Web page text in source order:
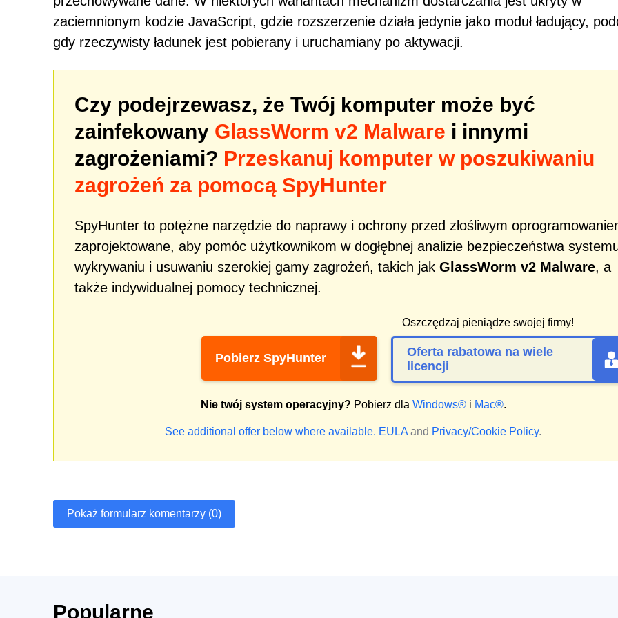
zaciemnionym kodzie JavaScript, gdzie rozszerzenie działa jedynie jako moduł ładujący,
gdy rzeczywisty ładunek jest pobierany i uruchamiany po aktywacji.
Czy podejrzewasz, że Twój komputer może być
zainfekowany GlassWorm v2 Malware i innymi
zagrożeniami? Przeskanuj komputer w poszukiwaniu
zagrożeń za pomocą SpyHunter
SpyHunter to potężne narzędzie do naprawy i ochrony przed złośliwym
zaprojektowane, aby pomóc użytkownikom w dogłębnej analizie bezpieczeństwa
wykrywaniu i usuwaniu szerokiej gamy zagrożeń, takich jak GlassWorm v2 Malware, a
także indywidualnej pomocy technicznej.
Pobierz SpyHunter
Oszczędzaj pieniądze swojej firmy!
Oferta rabatowa na wiele
licencji
Nie twój system operacyjny? Pobierz dla Windows®i Mac®.
See additional offer below where available. EULA and Privacy/Cookie Policy.
Pokaż formularz komentarzy (0)
Popularne